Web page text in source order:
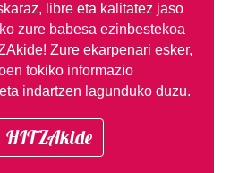
libre eta kalitatez jaso
zure babesa ezinbestekoa
Zure ekarpenari esker,
tokiko informazio
indartzen lagunduko duzu.
HITZAkide